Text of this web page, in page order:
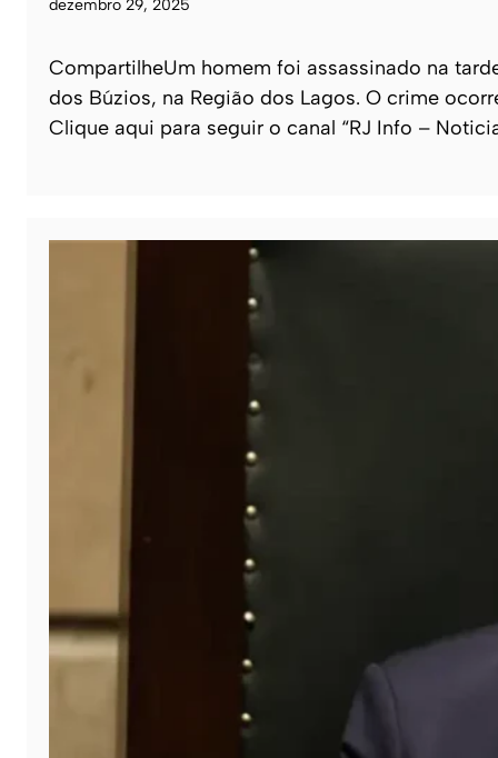
dezembro 29, 2025
CompartilheUm homem foi assassinado na
dos Búzios, na Região dos Lagos. O crime
Clique aqui para seguir o canal “RJ Info –